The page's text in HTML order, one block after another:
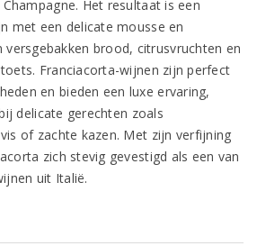
Het resultaat is een
met een delicate mousse en
versgebakken brood, citrusvruchten en
Franciacorta-wijnen zijn perfect
en bieden een luxe ervaring,
delicate gerechten zoals
of zachte kazen. Met zijn verfijning
zich stevig gevestigd als een van
uit Italië.